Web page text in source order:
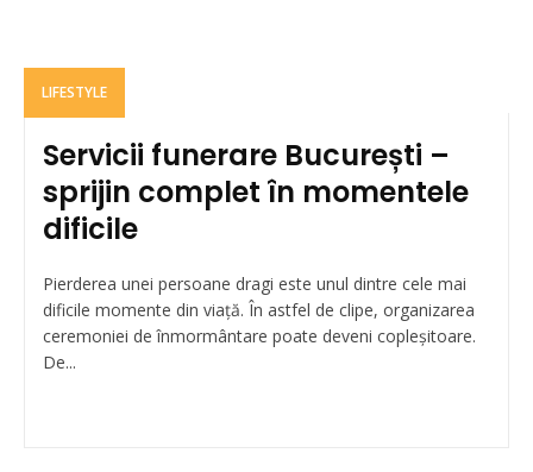
LIFESTYLE
Servicii funerare București –
sprijin complet în momentele
dificile
Pierderea unei persoane dragi este unul dintre cele mai
dificile momente din viață. În astfel de clipe, organizarea
ceremoniei de înmormântare poate deveni copleșitoare.
De...